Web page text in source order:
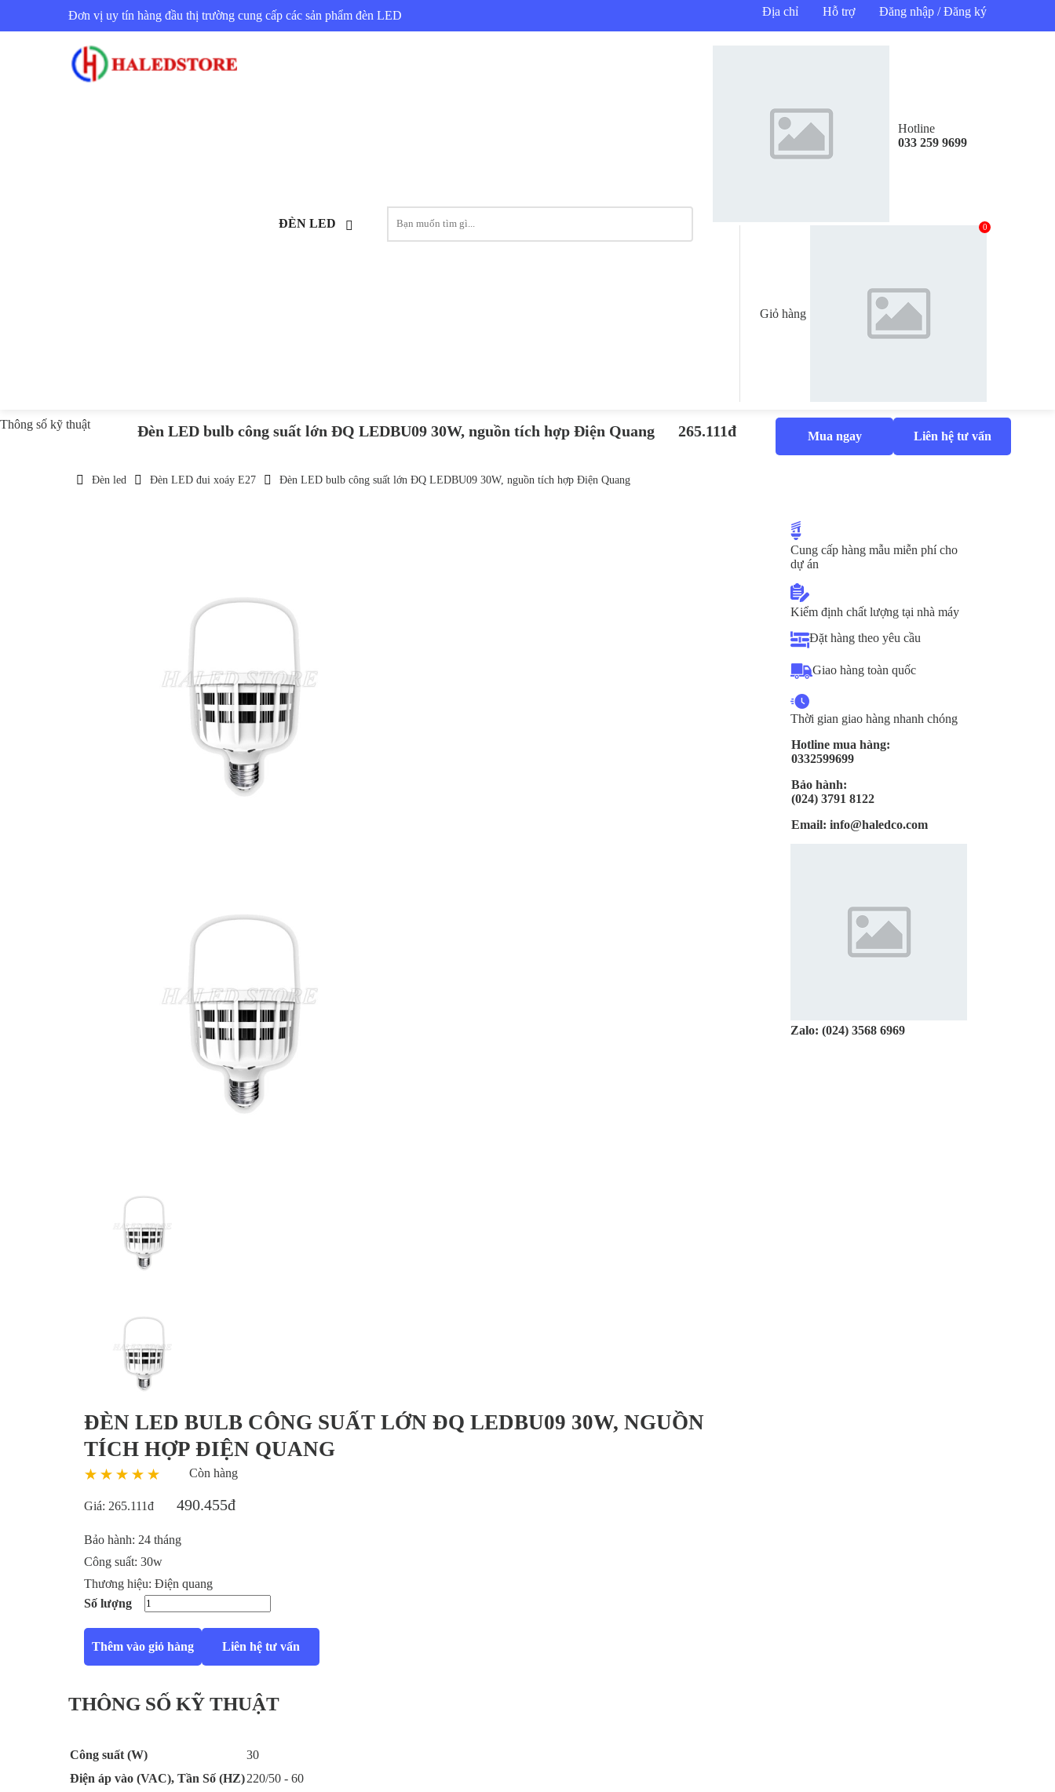
Đơn vị uy tín hàng đầu thị trường cung cấp các sản phẩm đèn LED Địa chỉ Hỗ trợ Đăng nhập / Đăng ký
ĐÈN LED
Hotline
033 259 9699
Giỏ hàng
0
Thông số kỹ thuật Đèn LED bulb công suất lớn ĐQ LEDBU09 30W, nguồn tích hợp Điện Quang 265.111đ Mua ngay Liên hệ tư vấn
Đèn led Đèn LED đui xoáy E27 Đèn LED bulb công suất lớn ĐQ LEDBU09 30W, nguồn tích hợp Điện Quang
ĐÈN LED BULB CÔNG SUẤT LỚN ĐQ LEDBU09 30W, NGUỒN
TÍCH HỢP ĐIỆN QUANG
Còn hàng
Giá: 265.111đ 490.455đ
Bảo hành: 24 tháng
Công suất: 30w
Thương hiệu: Điện quang
Số lượng
Thêm vào giỏ hàng Liên hệ tư vấn
THÔNG SỐ KỸ THUẬT
Công suất (W)
30
Điện áp vào (VAC), Tần Số (HZ)220/50 - 60
Cung cấp hàng mẫu miễn phí cho
dự án
Kiểm định chất lượng tại nhà máy
Đặt hàng theo yêu cầu
Giao hàng toàn quốc
Thời gian giao hàng nhanh chóng
Hotline mua hàng:
0332599699
Bảo hành:
(024) 3791 8122
Email: info@haledco.com
Zalo: (024) 3568 6969